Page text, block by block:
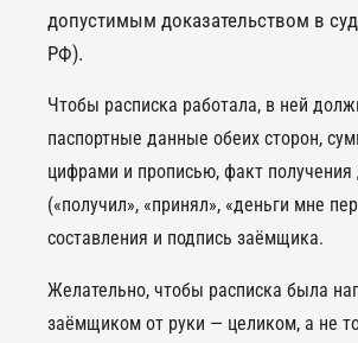
допустимым доказательством в
РФ).
Чтобы расписка работала, в ней
паспортные данные обеих сторон,
цифрами и прописью, факт получения
(«получил», «принял», «деньги мне
составления и подпись заёмщика.
Желательно, чтобы расписка была
заёмщиком от руки — целиком, а не